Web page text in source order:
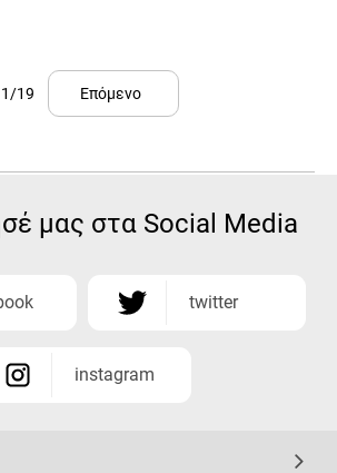
1/19 Επόμενο
μας στα Social Media
twitter
instagram